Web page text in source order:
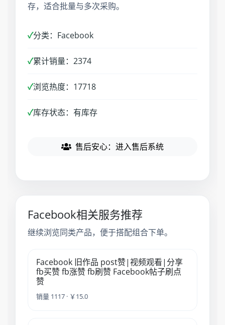
存，适合批量与多次采购。
✓分类：Facebook
✓累计销量：2374
✓浏览热度：17718
✓库存状态：有库存
售后安心：进入售后系统
Facebook相关服务推荐
继续浏览同类产品，便于搭配组合下单。
Facebook 旧作品 post赞|视频观看|分享
fb买赞 fb涨赞 fb刷赞 Facebook帖子刷点
赞
销量 1117 · ￥15.0